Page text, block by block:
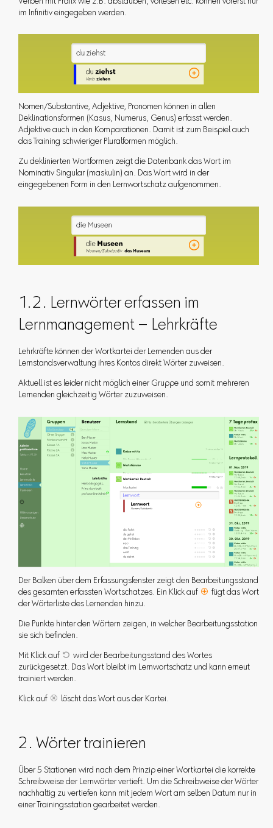
Verben mit Präfix wie z.B. abstauben, vorlesen etc. können vorerst nur
im Infinitiv eingegeben werden.
Nomen/Substantive, Adjektive, Pronomen können in allen
Deklinationsformen (Kasus, Numerus, Genus) erfasst werden.
Adjektive auch in den Komparationen. Damit ist zum Beispiel auch
das Training schwieriger Pluralformen möglich.
Zu deklinierten Wortformen zeigt die Datenbank das Wort im
Nominativ Singular (maskulin) an. Das Wort wird in der
eingegebenen Form in den Lernwortschatz aufgenommen.
1.2. Lernwörter erfassen im
Lernmanagement – Lehrkräfte
Lehrkräfte können der Wortkartei der Lernenden aus der
Lernstandsverwaltung ihres Kontos direkt Wörter zuweisen.
Aktuell ist es leider nicht möglich einer Gruppe und somit mehreren
Lernenden gleichzeitig Wörter zuzuweisen.
Der Balken über dem Erfassungsfenster zeigt den Bearbeitungsstand
des gesamten erfassten Wortschatzes. Ein Klick auf fügt das Wort
der Wörterliste des Lernenden hinzu.
Die Punkte hinter den Wörtern zeigen, in welcher Bearbeitungsstation
sie sich befinden.
Mit Klick auf wird der Bearbeitungsstand des Wortes
zurückgesetzt. Das Wort bleibt im Lernwortschatz und kann erneut
trainiert werden.
Klick auf löscht das Wort aus der Kartei.
2. Wörter trainieren
Über 5 Stationen wird nach dem Prinzip einer Wortkartei die korrekte
Schreibweise der Lernwörter vertieft. Um die Schreibweise der Wörter
nachhaltig zu vertiefen kann mit jedem Wort am selben Datum nur in
einer Trainingsstation gearbeitet werden.